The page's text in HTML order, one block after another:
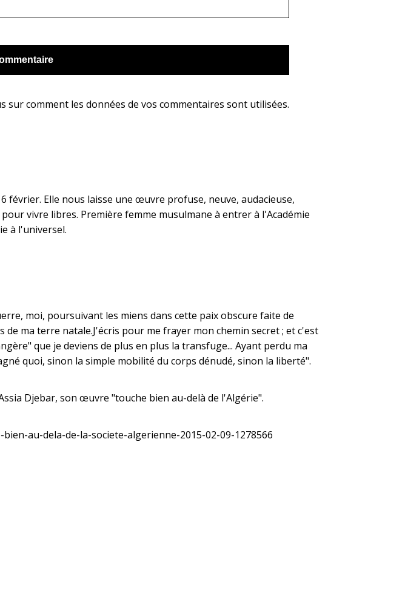
sur comment les données de vos commentaires sont utilisées.
Elle nous laisse une œuvre profuse, neuve, audacieuse,
vivre libres. Première femme musulmane à entrer à l'Académie
à l'universel.
moi, poursuivant les miens dans cette paix obscure faite de
ma terre natale.J'écris pour me frayer mon chemin secret ; et c'est
que je deviens de plus en plus la transfuge... Ayant perdu ma
quoi, sinon la simple mobilité du corps dénudé, sinon la liberté".
Djebar, son œuvre "touche bien au-delà de l'Algérie".
au-dela-de-la-societe-algerienne-2015-02-09-1278566